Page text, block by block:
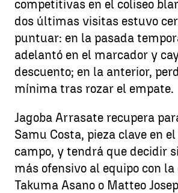
competitivas en el coliseo
dos últimas visitas estuvo
puntuar: en la pasada
adelantó en el marcador y
descuento; en la anterior,
mínima tras rozar el empate.
Jagoba Arrasate recupera
Samu Costa, pieza clave en
campo, y tendrá que decidir
más ofensivo al equipo con
Takuma Asano o Matteo